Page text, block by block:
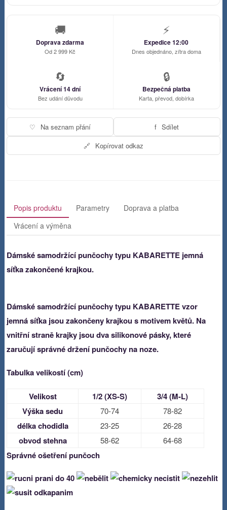
🚚
Doprava zdarma
Od 2 999 Kč
⚡
Expedice 12:00
Dnes objednáno, zítra doma
🔄
Vrácení 14 dní
Bez udání důvodu
🔒
Bezpečná platba
Karta, převod, dobírka
♡ Na seznam přání f Sdílet
🔗 Kopírovat odkaz
Popis produktu Parametry
Doprava a platba
Vrácení a výměna
Dámské samodržící punčochy typu KABARETTE jemná
síťka zakončené krajkou.
Dámské samodržící punčochy typu KABARETTE vzor
jemná síťka jsou zakončeny krajkou s motivem květů. Na
vnitřní straně krajky jsou dva silikonové pásky, které
zaručují správné držení punčochy na noze.
Tabulka velikostí (cm)
Velikost 1/2 (XS-S)
3/4 (M-L)
Výška sedu
70-74 78-82
délka chodidla 23-25 26-28
obvod stehna 58-62 64-68
Správnéošetření punčoch